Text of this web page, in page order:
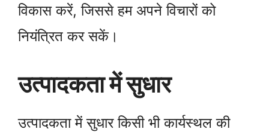
विकास करें, जिससे हम अपने विचारों को
नियंत्रित कर सकें।
उत्पादकता में सुधार
उत्पादकता में सुधार किसी भी कार्यस्थल की